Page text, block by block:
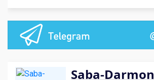
Saba-Darmon